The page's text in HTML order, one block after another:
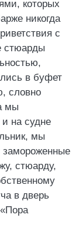
которых
никогда
с
стюарды
в буфет
словно
мы
на судне
мы
замороженные
стюарду,
в дверь